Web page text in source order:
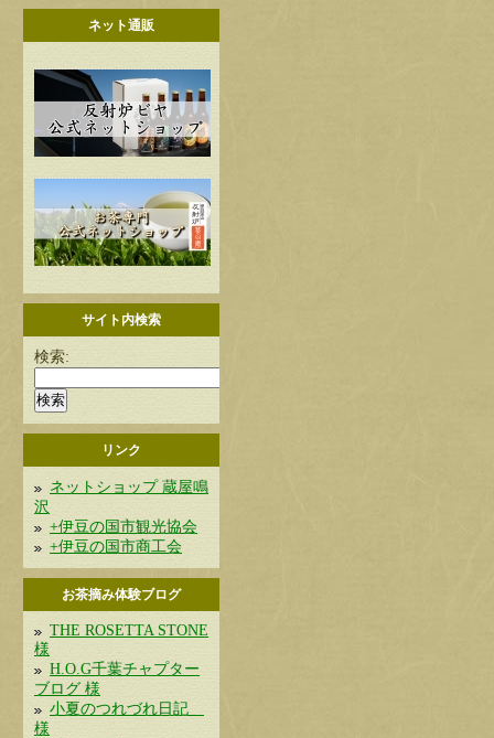
ネット通販
サイト内検索
検索:
リンク
ネットショップ 蔵屋鳴
沢
+伊豆の国市観光協会
+伊豆の国市商工会
お茶摘み体験ブログ
THE ROSETTA STONE
様
H.O.G千葉チャプター
ブログ 様
小夏のつれづれ日記
様